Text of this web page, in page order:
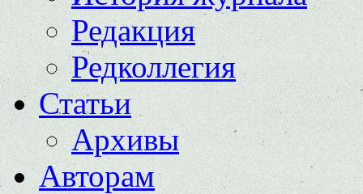
Редакция
Редколлегия
Статьи
Архивы
Авторам